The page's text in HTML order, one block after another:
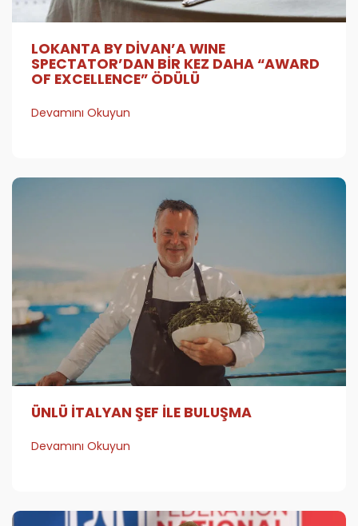
LOKANTA BY DİVAN’A WINE
SPECTATOR’DAN BİR KEZ DAHA “AWARD
OF EXCELLENCE” ÖDÜLÜ
Devamını Okuyun
ÜNLÜ İTALYAN ŞEF İLE BULUŞMA
Devamını Okuyun